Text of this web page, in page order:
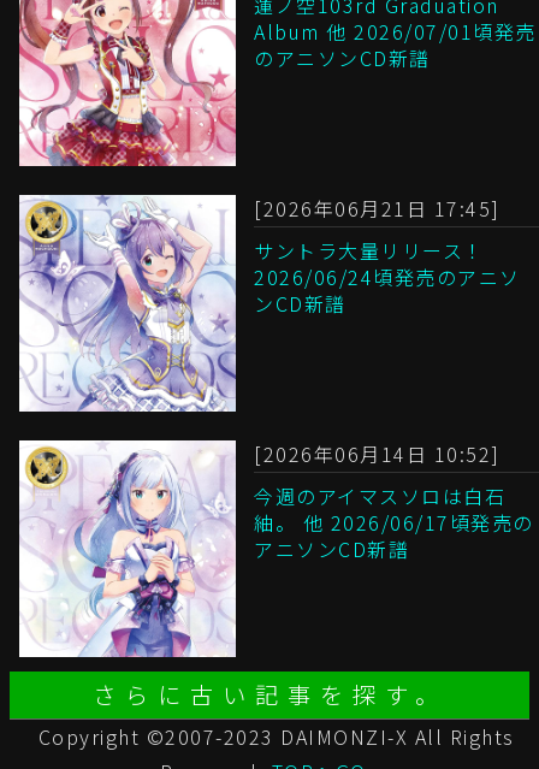
Album 他 2026/07/01頃発売
のアニソンCD新譜
[2026年06月21日 17:45]
サントラ大量リリース！
2026/06/24頃発売のアニソ
ンCD新譜
[2026年06月14日 10:52]
今週のアイマスソロは白石
紬。 他 2026/06/17頃発売の
アニソンCD新譜
さらに古い記事を探す。
Copyright ©2007-2023 DAIMONZI-X All Rights